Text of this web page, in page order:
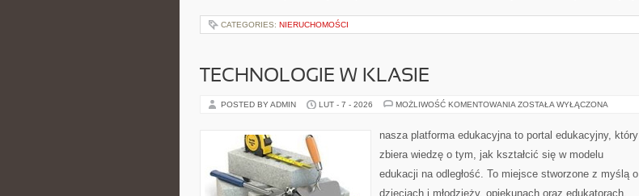
CATEGORIES: NIERUCHOMOŚCI
TECHNOLOGIE W KLASIE
POSTED BY ADMIN LUT - 7 - 2026 MOŻLIWOŚĆ KOMENTOWANIA TECHNOLOGIE
ZOSTAŁA WYŁĄCZONA
nasza platforma edukacyjna to portal edukacyjny, który
zbiera wiedzę o tym, jak kształcić się w modelu
edukacji na odległość. To miejsce stworzone z myślą o
dzieciach i młodzieży, opiekunach oraz edukatorach,